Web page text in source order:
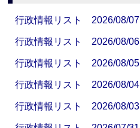
行政情報リスト 2026/08/07
行政情報リスト 2026/08/06
行政情報リスト 2026/08/05
行政情報リスト 2026/08/04
行政情報リスト 2026/08/03